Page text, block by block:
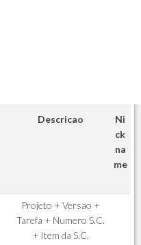
Descricao
Ni
ck
na
me
Projeto + Versao +
Tarefa + Numero S.C.
+ Item da S.C.